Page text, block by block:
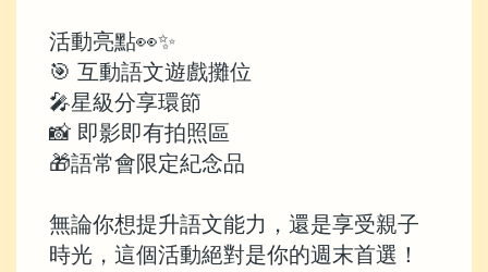
活動亮點👀✨
🎯 互動語文遊戲攤位
🎤星級分享環節
📸 即影即有拍照區
🎁語常會限定紀念品
無論你想提升語文能力，還是享受親子
時光，這個活動絕對是你的週末首選！